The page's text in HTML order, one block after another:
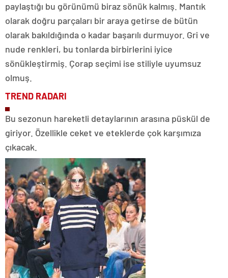
paylaştığı bu görünümü biraz sönük kalmış. Mantık
olarak doğru parçaları bir araya getirse de bütün
olarak bakıldığında o kadar başarılı durmuyor. Gri ve
nude renkleri, bu tonlarda birbirlerini iyice
sönükleştirmiş. Çorap seçimi ise stiliyle uyumsuz
olmuş.
TREND RADARI
Bu sezonun hareketli detaylarının arasına püskül de
giriyor. Özellikle ceket ve eteklerde çok karşımıza
çıkacak.